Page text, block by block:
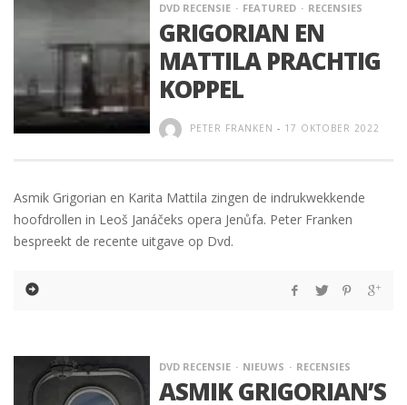
DVD RECENSIE FEATURED RECENSIES
GRIGORIAN EN
MATTILA PRACHTIG
KOPPEL
PETER FRANKEN - 17 OKTOBER 2022
Asmik Grigorian en Karita Mattila zingen de indrukwekkende
hoofdrollen in Leoš Janáčeks opera Jenůfa. Peter Franken
bespreekt de recente uitgave op Dvd.
DVD RECENSIE NIEUWS RECENSIES
ASMIK GRIGORIAN’S